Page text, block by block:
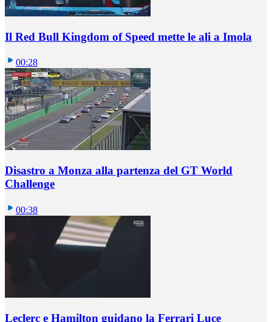
Il Red Bull Kingdom of Speed mette le ali a Imola
00:28
Disastro a Monza alla partenza del GT World
Challenge
00:38
Leclerc e Hamilton guidano la Ferrari Luce